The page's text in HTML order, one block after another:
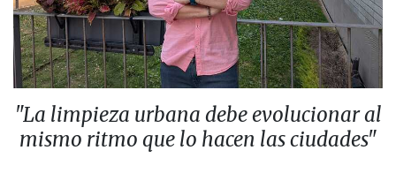
"La limpieza urbana debe evolucionar al
mismo ritmo que lo hacen las ciudades"